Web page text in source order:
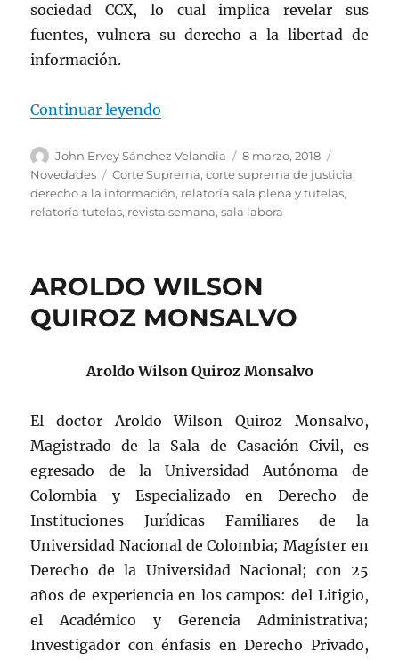
sociedad CCX, lo cual implica revelar sus
fuentes, vulnera su derecho a la libertad de
información.
Continuar leyendo
Autor
John Ervey Sánchez Velandia
Publicado
el
8 marzo, 2018
Novedades
Etiquetas
Corte Suprema,corte suprema de justicia,
derecho a la información, relatoría sala plena y tutelas,
relatoría tutelas, revista semana,sala labora
AROLDO WILSON
QUIROZ MONSALVO
Aroldo Wilson Quiroz Monsalvo
El doctor Aroldo Wilson Quiroz Monsalvo,
Magistrado de la Sala de Casación Civil, es
egresado de la Universidad Autónoma de
Colombia y Especializado en Derecho de
Instituciones Jurídicas Familiares de la
Universidad Nacional de Colombia; Magíster en
Derecho de la Universidad Nacional; con 25
años de experiencia en los campos: del Litigio,
el Académico y Gerencia Administrativa;
Investigador con énfasis en Derecho Privado,